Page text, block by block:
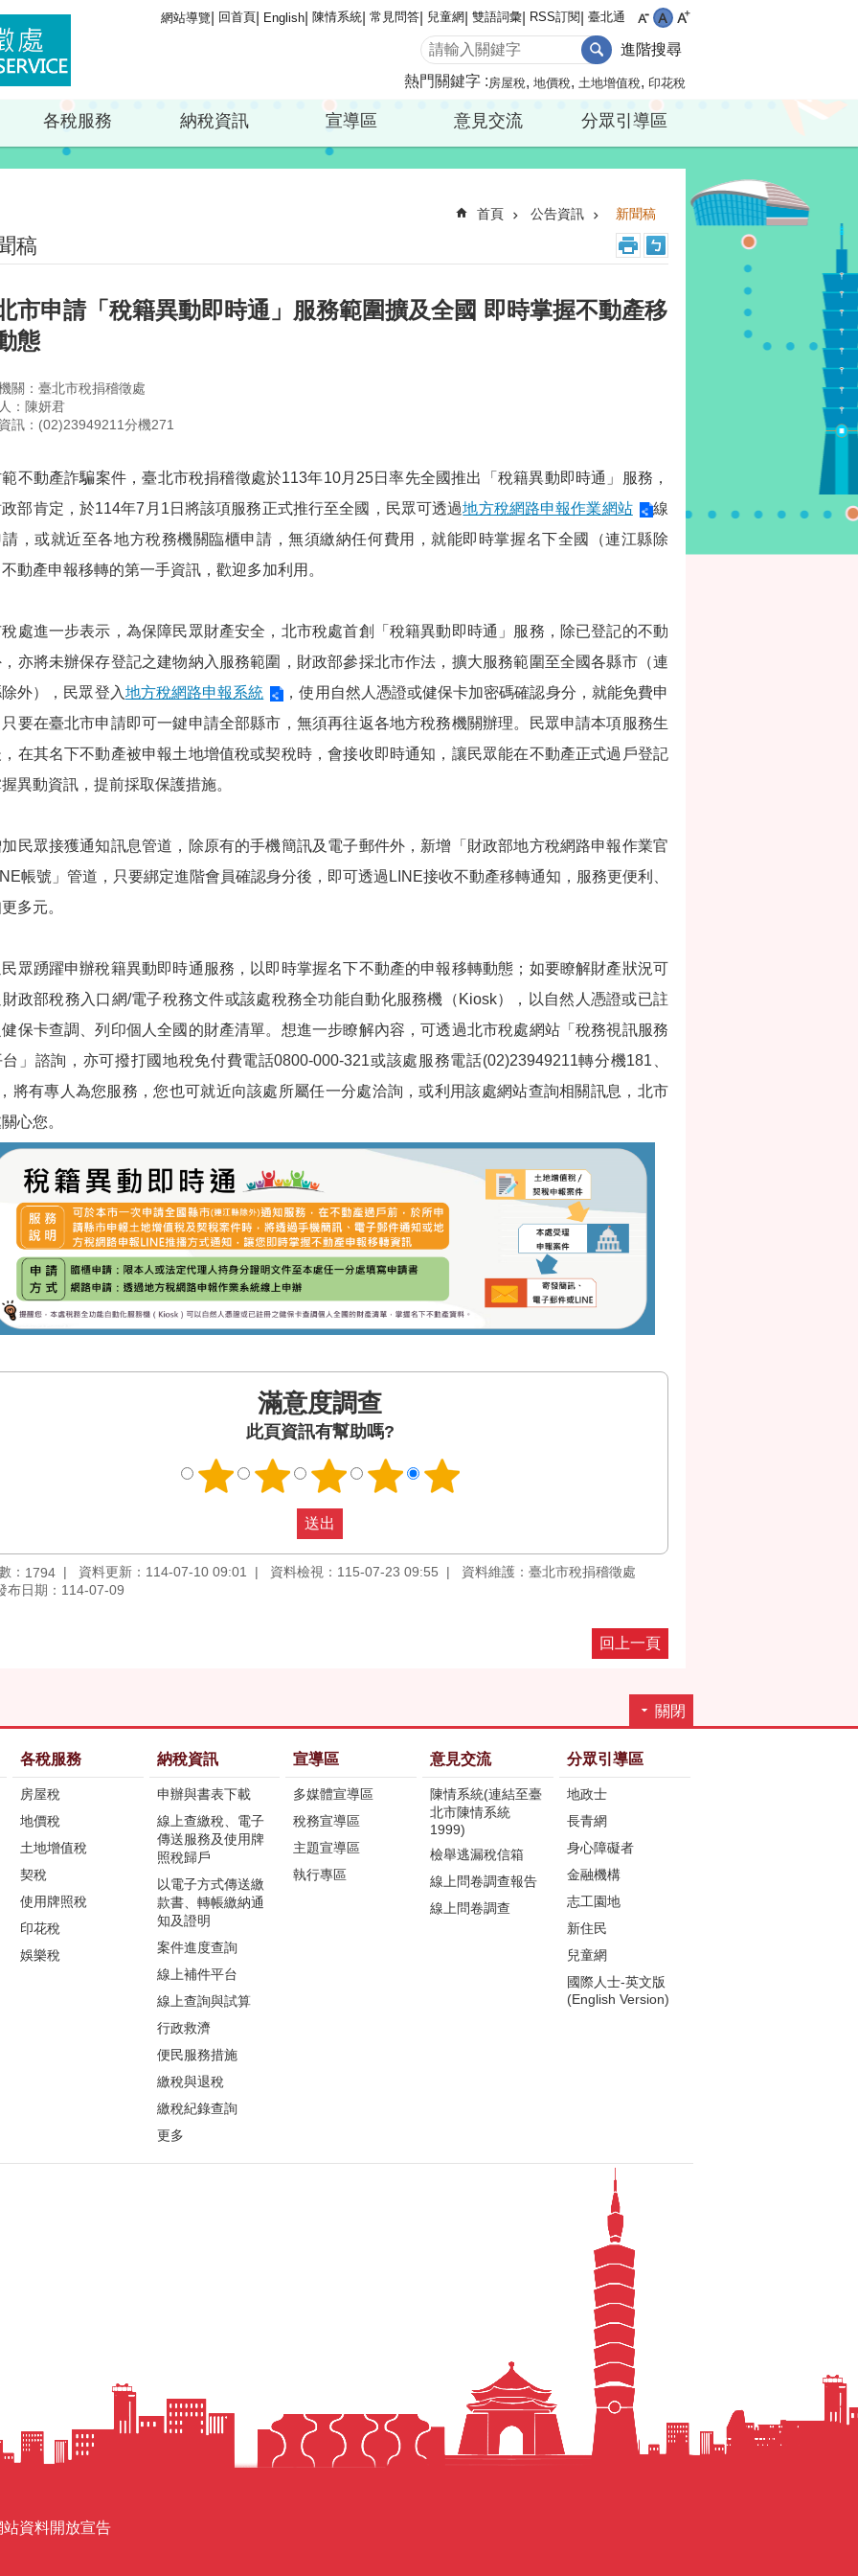
網站導覽 回首頁 English 陳情系統 常見問答 兒童網 雙語詞彙 RSS訂閱 臺北通
進階搜尋
熱門關鍵字
房屋稅 地價稅 土地增值稅 印花稅
各稅服務 納稅資訊 宣導區 意見交流 分眾引導區
首頁 公告資訊 新聞稿
稿
市申請「稅籍異動即時通」服務範圍擴及全國 即時掌握不動產移
態
關：臺北市稅捐稽徵處
：陳妍君
訊：(02)23949211分機271
不動產詐騙案件，臺北市稅捐稽徵處於113年10月25日率先全國推出「稅籍異動即時通」服務，
部肯定，於114年7月1日將該項服務正式推行至全國，民眾可透過地方稅網路申報作業網站
線
，或就近至各地方稅務機關臨櫃申請，無須繳納任何費用，就能即時掌握名下全國（連江縣除
動產申報移轉的第一手資訊，歡迎多加利用。
處進一步表示，為保障民眾財產安全，北市稅處首創「稅籍異動即時通」服務，除已登記的不動
亦將未辦保存登記之建物納入服務範圍，財政部參採北市作法，擴大服務範圍至全國各縣市（連
外），民眾登入地方稅網路申報系統
，使用自然人憑證或健保卡加密碼確認身分，就能免費申
要在臺北市申請即可一鍵申請全部縣市，無須再往返各地方稅務機關辦理。民眾申請本項服務生
在其名下不動產被申報土地增值稅或契稅時，會接收即時通知，讓民眾能在不動產正式過戶登記
異動資訊，提前採取保護措施。
民眾接獲通知訊息管道，除原有的手機簡訊及電子郵件外，新增「財政部地方稅網路申報作業官
帳號」管道，只要綁定進階會員確認身分後，即可透過LINE接收不動產移轉通知，服務更便利、
多元。
眾踴躍申辦稅籍異動即時通服務，以即時掌握名下不動產的申報移轉動態；如要瞭解財產狀況可
政部稅務入口網/電子稅務文件或該處稅務全功能自動化服務機（Kiosk），以自然人憑證或已註
保卡查調、列印個人全國的財產清單。想進一步瞭解內容，可透過北市稅處網站「稅務視訊服務
」諮詢，亦可撥打國地稅免付費電話0800-000-321或該處服務電話(02)23949211轉分機181、
將有專人為您服務，您也可就近向該處所屬任一分處洽詢，或利用該處網站查詢相關訊息，北市
心您。
滿意度調查
此頁資訊有幫助嗎?
： 1794 資料更新：114-07-10 09:01 資料檢視：115-07-23 09:55
資料維護：臺北市稅捐稽徵處
布日期：114-07-09
回上一頁
關閉
各稅服務
房屋稅
地價稅
土地增值稅
契稅
使用牌照稅
印花稅
娛樂稅
納稅資訊
申辦與書表下載
線上查繳稅、電子
傳送服務及使用牌
照稅歸戶
以電子方式傳送繳
款書、轉帳繳納通
知及證明
案件進度查詢
線上補件平台
線上查詢與試算
行政救濟
便民服務措施
繳稅與退稅
繳稅紀錄查詢
更多
宣導區
多媒體宣導區
稅務宣導區
主題宣導區
執行專區
意見交流
陳情系統(連結至臺
北市陳情系統
1999)
檢舉逃漏稅信箱
線上問卷調查報告
線上問卷調查
分眾引導區
地政士
長青網
身心障礙者
金融機構
志工園地
新住民
兒童網
國際人士-英文版
(English Version)
站資料開放宣告